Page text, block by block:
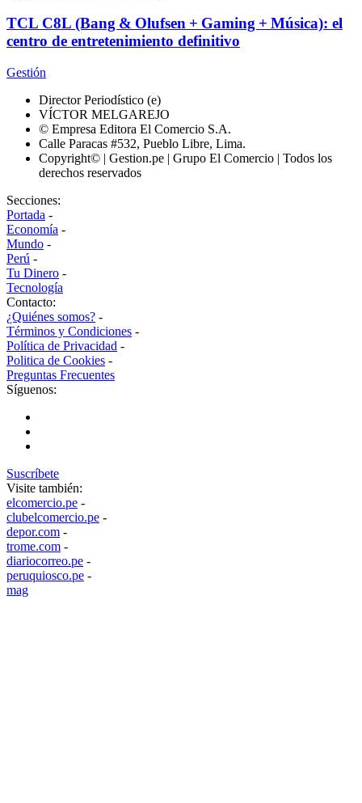
TCL C8L (Bang & Olufsen + Gaming + Música): el
centro de entretenimiento definitivo
Gestión
Director Periodístico (e)
VÍCTOR MELGAREJO
© Empresa Editora El Comercio S.A.
Calle Paracas #532, Pueblo Libre, Lima.
Copyright© | Gestion.pe | Grupo El Comercio | Todos los
derechos reservados
Secciones:
Portada -
Economía -
Mundo -
Perú -
Tu Dinero -
Tecnología
Contacto:
¿Quiénes somos? -
Términos y Condiciones -
Política de Privacidad -
Politica de Cookies -
Preguntas Frecuentes
Síguenos:
Suscríbete
Visite también:
elcomercio.pe -
clubelcomercio.pe -
depor.com -
trome.com -
diariocorreo.pe -
peruquiosco.pe -
mag